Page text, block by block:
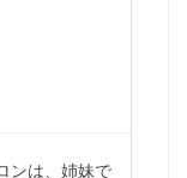
ンは、姉妹で